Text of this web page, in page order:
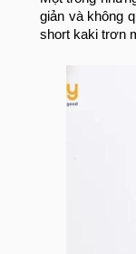
giản và không
short kaki trơn